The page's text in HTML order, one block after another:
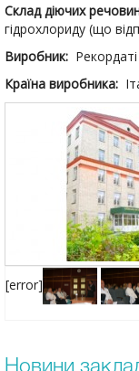
Склад діючих
гідрохлориду (що
Виробник:
Країна виробника:
[error]
Новини